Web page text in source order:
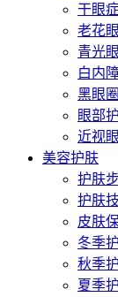
干眼
老花眼
青光眼
白内
黑眼圈
眼部
近视眼
美容护肤
护肤
护肤
皮肤
冬季
秋季
夏季